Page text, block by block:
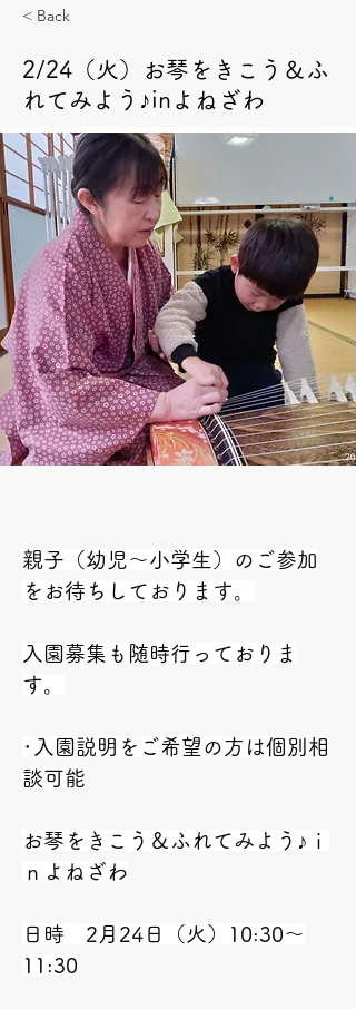
< Back
2/24（火）お琴をきこう＆ふ
れてみよう♪inよねざわ
親子（幼児～小学生）のご参加
をお待ちしております。
入園募集も随時行っておりま
す。
･入園説明をご希望の方は個別相
談可能
お琴をきこう＆ふれてみよう♪ｉ
ｎよねざわ
日時　2月24日（火）10:30～
11:30